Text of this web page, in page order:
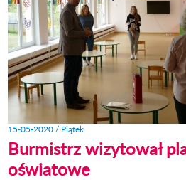
15-05-2020 / Piątek
Burmistrz wizytował
oświatowe